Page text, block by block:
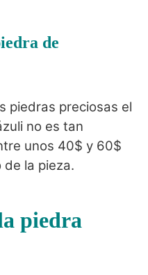
de
piedras preciosas el
no es tan
unos 40$ y 60$
la pieza.
piedra